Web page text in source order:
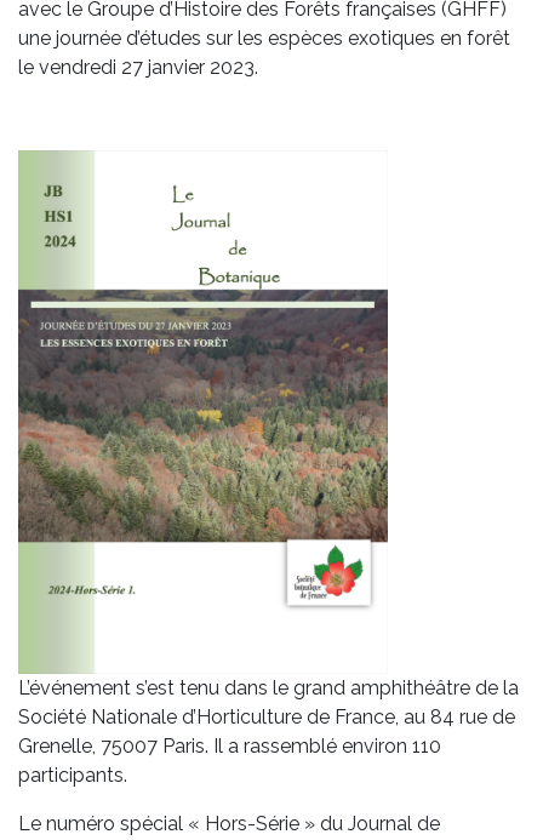
avec le Groupe d’Histoire des Forêts françaises (GHFF)
une journée d’études sur les espèces exotiques en forêt
le vendredi 27 janvier 2023.
L’événement s’est tenu dans le grand amphithéâtre de la
Société Nationale d’Horticulture de France, au 84 rue de
Grenelle, 75007 Paris. Il a rassemblé environ 110
participants.
Le numéro spécial « Hors-Série » du Journal de